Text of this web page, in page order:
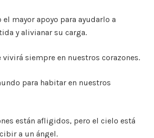
mayor apoyo para ayudarlo a
y alivianar su carga.
vivirá siempre en nuestros corazones.
para habitar en nuestros
están afligidos, pero el cielo está
a un ángel.